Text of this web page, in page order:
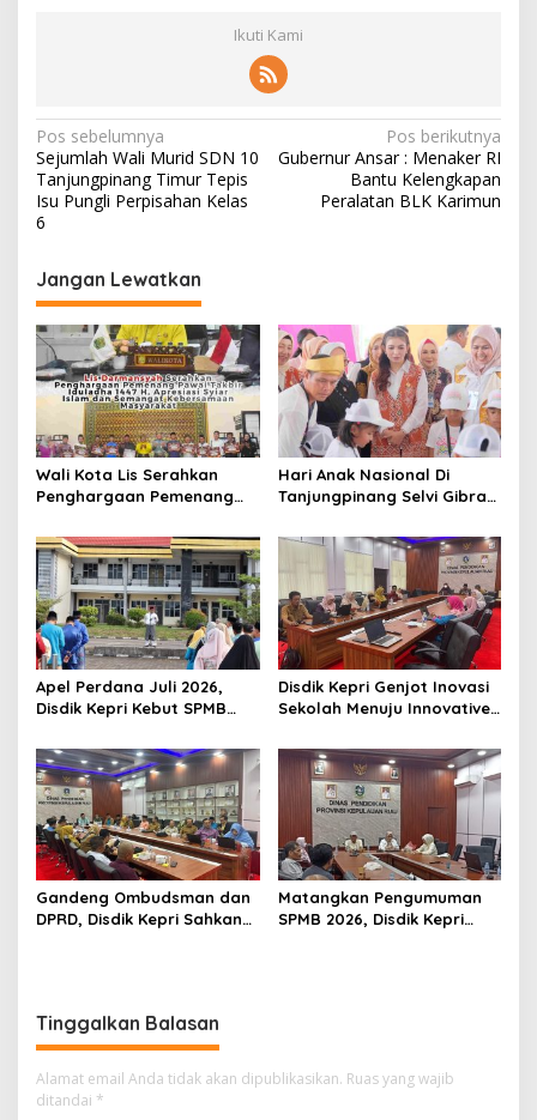
Ikuti Kami
N
a
v
g
a
s
i
p
o
s
Pos sebelumnya
Sejumlah Wali Murid SDN 10
Tanjungpinang Timur Tepis
Isu Pungli Perpisahan Kelas
6
Pos berikutnya
Gubernur Ansar : Menaker RI
Bantu Kelengkapan
Peralatan BLK Karimun
Jangan Lewatkan
Wali Kota Lis Serahkan
Penghargaan Pemenang
H, Ajak Masyarakat Terus
Hidupkan Syiar Islam
Hari Anak Nasional Di
Tanjungpinang Selvi Gibran
Nasional RANA
Apel Perdana Juli 2026,
Disdik Kepri Kebut SPMB
Disdik Kepri Genjot Inovasi
Sekolah Menuju Innovative
Gandeng Ombudsman dan
DPRD, Disdik Kepri Sahkan
Matangkan Pengumuman
SPMB 2026, Disdik Kepri
Tinggalkan Balasan
Alamat email Anda tidak akan dipublikasikan. Ruas yang wajib
ditandai *